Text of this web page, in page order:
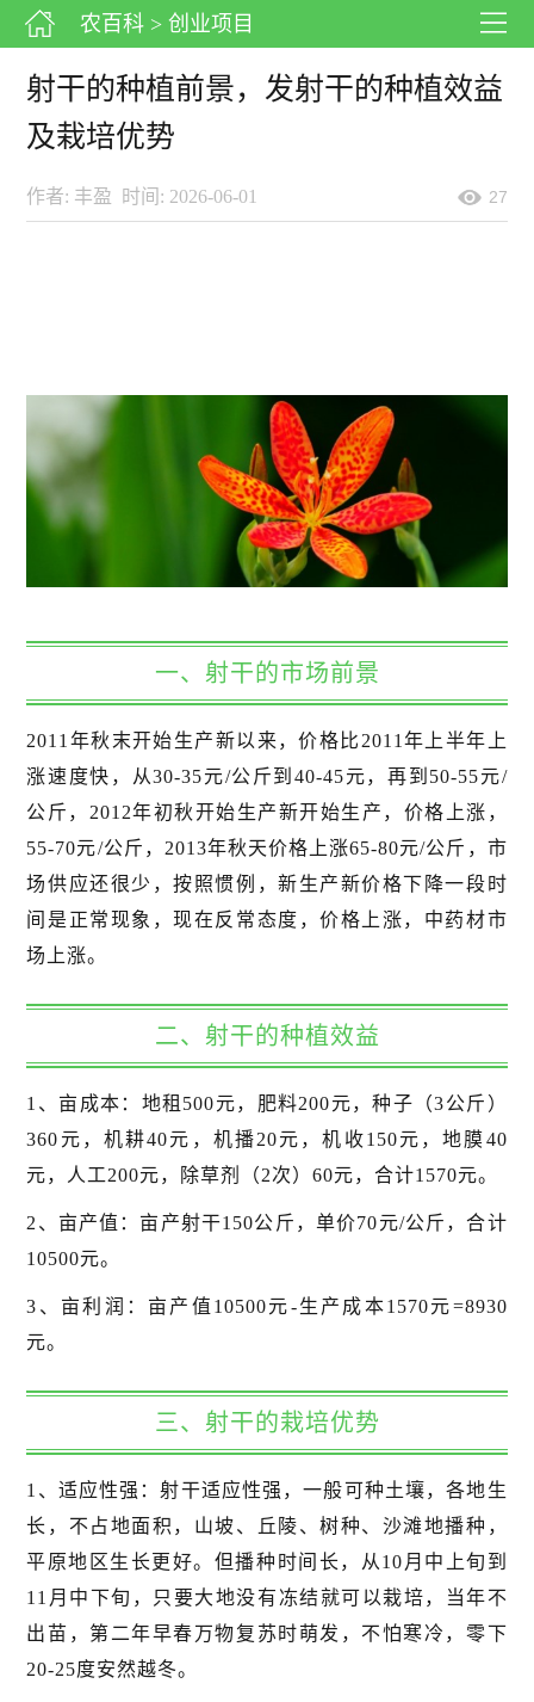
农百科 > 创业项目
射干的种植前景，发射干的种植效益
及栽培优势
作者: 丰盈 时间: 2026-06-01 27
一、射干的市场前景
2011年秋末开始生产新以来，价格比2011年上半年上
涨速度快，从30-35元/公斤到40-45元，再到50-55元/
公斤，2012年初秋开始生产新开始生产，价格上涨，
55-70元/公斤，2013年秋天价格上涨65-80元/公斤，市
场供应还很少，按照惯例，新生产新价格下降一段时
间是正常现象，现在反常态度，价格上涨，中药材市
场上涨。
二、射干的种植效益
1、亩成本：地租500元，肥料200元，种子（3公斤）
360元，机耕40元，机播20元，机收150元，地膜40
元，人工200元，除草剂（2次）60元，合计1570元。
2、亩产值：亩产射干150公斤，单价70元/公斤，合计
10500元。
3、亩利润：亩产值10500元-生产成本1570元=8930
元。
三、射干的栽培优势
1、适应性强：射干适应性强，一般可种土壤，各地生
长，不占地面积，山坡、丘陵、树种、沙滩地播种，
平原地区生长更好。但播种时间长，从10月中上旬到
11月中下旬，只要大地没有冻结就可以栽培，当年不
出苗，第二年早春万物复苏时萌发，不怕寒冷，零下
20-25度安然越冬。